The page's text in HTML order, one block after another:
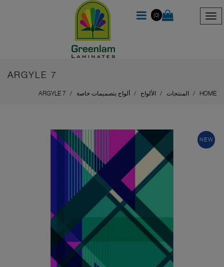
(0)
ARGYLE 7
HOME المنتجات الألواح ألواح بتصميمات خاصة ARGYLE 7
NEW